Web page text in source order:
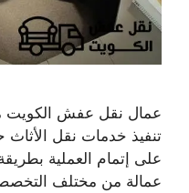
عمال نقل عفش الكويت
تنفيذ خدمات نقل
على إتمام العملية
عمالة من مختلف